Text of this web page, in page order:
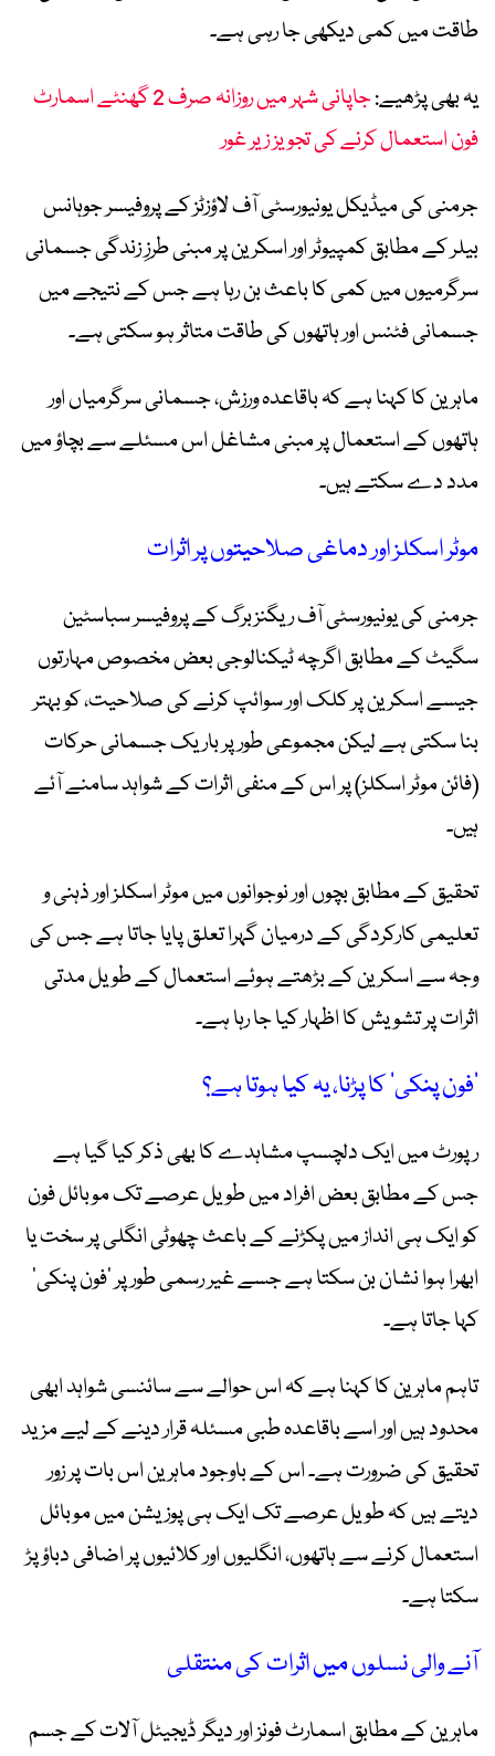
طاقت میں کمی دیکھی جا رہی ہے۔
یہ بھی پڑھیے:
جاپانی شہر میں روزانہ صرف 2 گھنٹے اسمارٹ
فون استعمال کرنے کی تجویز زیر غور
جرمنی کی میڈیکل یونیورسٹی آف لاؤزٹز کے پروفیسر جوہانس
بیلر کے مطابق کمپیوٹر اور اسکرین پر مبنی طرزِ زندگی جسمانی
سرگرمیوں میں کمی کا باعث بن رہا ہے جس کے نتیجے میں
جسمانی فٹنس اور ہاتھوں کی طاقت متاثر ہو سکتی ہے۔
ماہرین کا کہنا ہے کہ باقاعدہ ورزش، جسمانی سرگرمیاں اور
ہاتھوں کے استعمال پر مبنی مشاغل اس مسئلے سے بچاؤ میں
مدد دے سکتے ہیں۔
موٹر اسکلز اور دماغی صلاحیتوں پر اثرات
جرمنی کی یونیورسٹی آف ریگنزبرگ کے پروفیسر سباسٹین
سگیٹ کے مطابق اگرچہ ٹیکنالوجی بعض مخصوص مہارتوں
جیسے اسکرین پر کلک اور سوائپ کرنے کی صلاحیت، کو بہتر
بنا سکتی ہے لیکن مجموعی طور پر باریک جسمانی حرکات
(فائن موٹر اسکلز) پر اس کے منفی اثرات کے شواہد سامنے آئے
ہیں۔
تحقیق کے مطابق بچوں اور نوجوانوں میں موٹر اسکلز اور ذہنی و
تعلیمی کارکردگی کے درمیان گہرا تعلق پایا جاتا ہے جس کی
وجہ سے اسکرین کے بڑھتے ہوئے استعمال کے طویل مدتی
اثرات پر تشویش کا اظہار کیا جا رہا ہے۔
’فون پنکی‘ کا پڑنا، یہ کیا ہوتا ہے؟
رپورٹ میں ایک دلچسپ مشاہدے کا بھی ذکر کیا گیا ہے
جس کے مطابق بعض افراد میں طویل عرصے تک موبائل فون
کو ایک ہی انداز میں پکڑنے کے باعث چھوٹی انگلی پر سخت یا
ابھرا ہوا نشان بن سکتا ہے جسے غیر رسمی طور پر ’فون پنکی‘
کہا جاتا ہے۔
تاہم ماہرین کا کہنا ہے کہ اس حوالے سے سائنسی شواہد ابھی
محدود ہیں اور اسے باقاعدہ طبی مسئلہ قرار دینے کے لیے مزید
تحقیق کی ضرورت ہے۔ اس کے باوجود ماہرین اس بات پر زور
دیتے ہیں کہ طویل عرصے تک ایک ہی پوزیشن میں موبائل
استعمال کرنے سے ہاتھوں، انگلیوں اور کلائیوں پر اضافی دباؤ پڑ
سکتا ہے۔
آنے والی نسلوں میں اثرات کی منتقلی
ماہرین کے مطابق اسمارٹ فونز اور دیگر ڈیجیٹل آلات کے جسم